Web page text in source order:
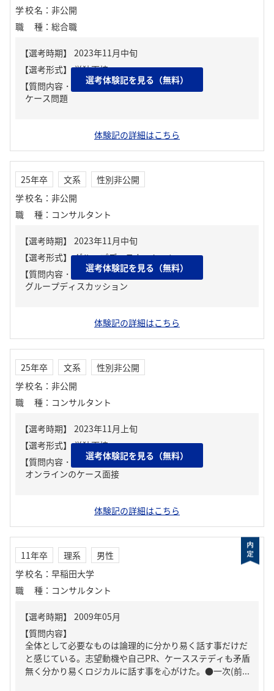
学校名 ： 非公開
職種 ： 総合職
【質問内容・課題】
ケース問題
選考体験記を見る（無料）
体験記の詳細はこちら
25年卒 文系
性別非公開
学校名 ： 非公開
職種 ： コンサルタント
【質問内容・課題】
グループディスカッション
選考体験記を見る（無料）
体験記の詳細はこちら
25年卒 文系
性別非公開
学校名 ： 非公開
職種 ： コンサルタント
【質問内容・課題】
オンラインのケース面接
選考体験記を見る（無料）
体験記の詳細はこちら
11年卒 理系
男性
学校名 ： 早稲田大学
職種 ： コンサルタント
【質問内容】
全体として必要なものは論理的に分かり易く話す事だけだ
と感じている。志望動機や自己PR、ケースステディも矛盾
無く分かり易くロジカルに話す事を心がけた。●一次(前...